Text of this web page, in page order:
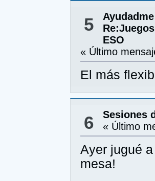
5
ESO
« Último
El más
6
Sesiones
« Último
Ayer jugué
mesa!